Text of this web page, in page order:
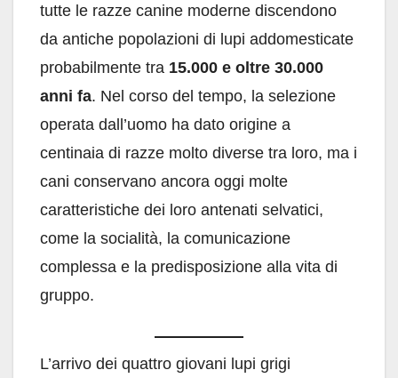
tutte le razze canine moderne discendono
da antiche popolazioni di lupi addomesticate
probabilmente tra 15.000 e oltre 30.000
anni fa. Nel corso del tempo, la selezione
operata dall’uomo ha dato origine a
centinaia di razze molto diverse tra loro, ma i
cani conservano ancora oggi molte
caratteristiche dei loro antenati selvatici,
come la socialità, la comunicazione
complessa e la predisposizione alla vita di
gruppo.
L’arrivo dei quattro giovani lupi grigi